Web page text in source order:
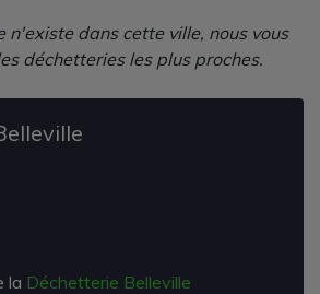
n'existe dans cette ville, nous vous
déchetteries les plus proches.
la Déchetterie Belleville